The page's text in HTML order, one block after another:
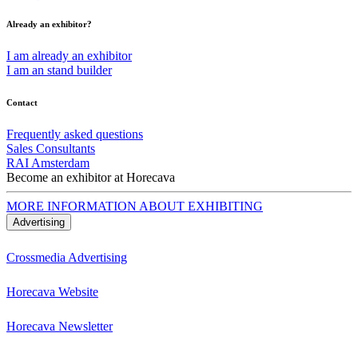
Already an exhibitor?
I am already an exhibitor
I am an stand builder
Contact
Frequently asked questions
Sales Consultants
RAI Amsterdam
Become an exhibitor at Horecava
MORE INFORMATION ABOUT EXHIBITING
Advertising
Crossmedia Advertising
Horecava Website
Horecava Newsletter